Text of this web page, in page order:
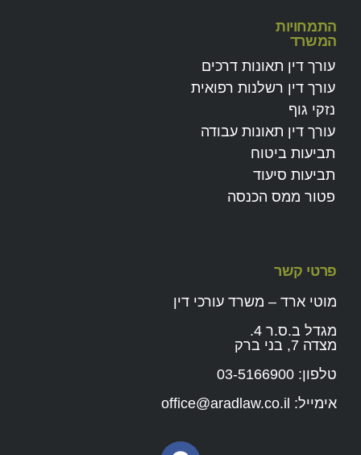
התמחויות
המשרד
עורך דין תאונות דרכים
עורך דין רשלנות רפואית
נזקי גוף
עורך דין תאונות עבודה
תביעות ביטוח
תביעות סיעוד
פטור ממס הכנסה
פרטי קשר
מוטי ארד – משרד עורכי דין
מגדל ב.ס.ר 4.
מצדה 7, בני ברק
טלפון: 03-5166900
אימייל: office@aradlaw.co.il